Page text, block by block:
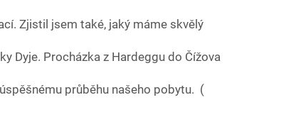
Zjistil jsem také, jaký máme skvělý
Dyje. Procházka z Hardeggu do Čížova
průběhu našeho pobytu. (